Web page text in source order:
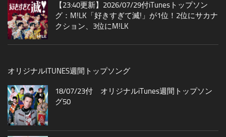
【23:40更新】2026/07/29付iTunesトップソン
グ：M!LK「好きすぎて滅!」が1位！2位にサカナ
クション、3位にM!LK
オリジナルITUNES週間トップソング
18/07/23付 オリジナルiTunes週間トップソン
グ50